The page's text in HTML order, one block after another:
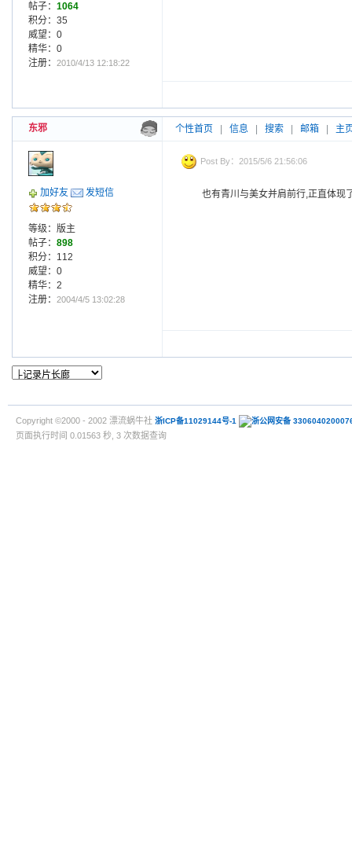
帖子： 1064
积分：35
威望：0
精华：0
注册： 2010/4/13 12:18:22
东邪 个性首页 信息 搜索 邮箱 主
加好友 发短信
等级：版主
帖子： 898
积分：112
威望：0
精华：2
注册： 2004/4/5 13:02:28
Post By：2015/5/6 21:56:06
也有青川与美女并肩前行,正直体现
Copyright ©2000 - 2002 漂流蜗牛社 浙ICP备11029144号-1 浙公网安备
页面执行时间 0.01563 秒, 3 次数据查询